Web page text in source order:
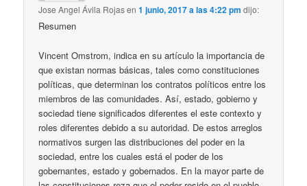
Jose Angel Ávila Rojasen1 junio, 2017 a las 4:22 pm dijo:
Resumen
Vincent Omstrom, indica en su artículo la importancia de
que existan normas básicas, tales como constituciones
políticas, que determinan los contratos políticos entre los
miembros de las comunidades. Así, estado, gobierno y
sociedad tiene significados diferentes el este contexto y
roles diferentes debido a su autoridad. De estos arreglos
normativos surgen las distribuciones del poder en la
sociedad, entre los cuales está el poder de los
gobernantes, estado y gobernados. En la mayor parte de